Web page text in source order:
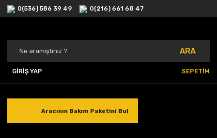
0(536) 586 39 49 0(216) 661 68 47
ARA
GİRİŞ YAP SEPETİM
Aracının Bakım Paketini Bul